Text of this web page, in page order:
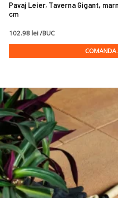
Pavaj Leier, Taverna Gigant,
cm
102.98 lei /BUC
COMANDA